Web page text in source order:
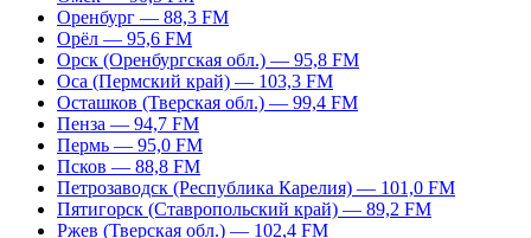
Оренбург — 88,3 FM
Орёл — 95,6 FM
Орск (Оренбургская обл.) — 95,8 FM
Оса (Пермский край) — 103,3 FM
Осташков (Тверская обл.) — 99,4 FM
Пенза — 94,7 FM
Пермь — 95,0 FM
Псков — 88,8 FM
Петрозаводск (Республика Карелия) — 101,0 FM
Пятигорск (Ставропольский край) — 89,2 FM
Ржев (Тверская обл.) — 102,4 FM